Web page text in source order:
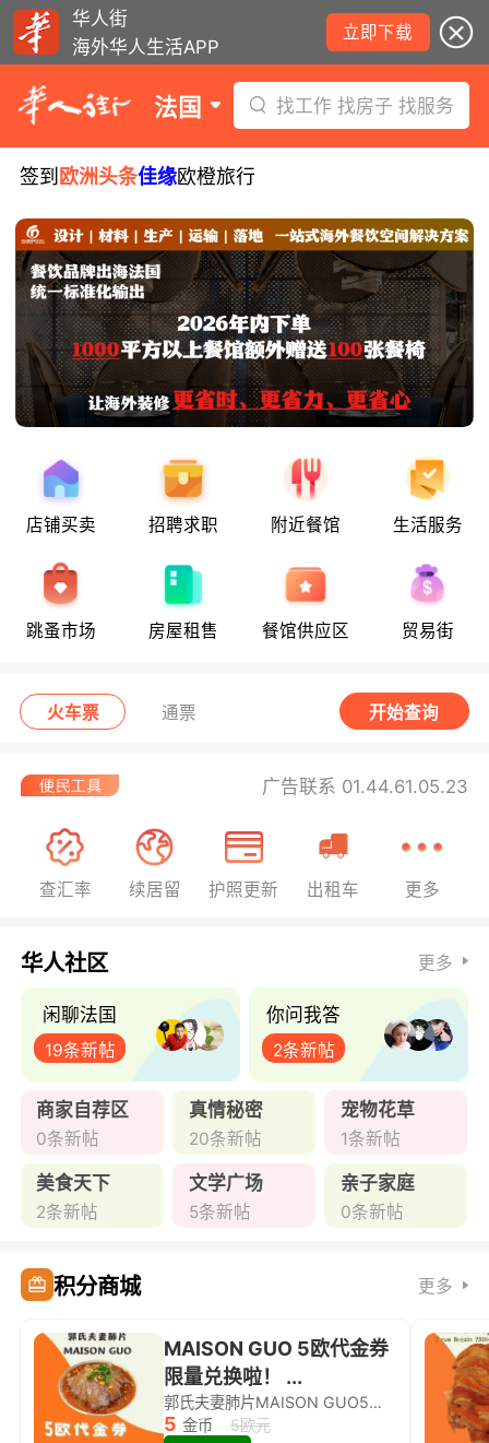
华人街
海外华人生活APP
立即下载
法国 找工作 找房子 找服务
签到 欧洲头条佳缘欧橙旅行
店铺买卖 招聘求职 附近餐馆 生活服务
跳蚤市场 房屋租售 餐馆供应区 贸易街
火车票 通票 开始查询
广告联系 01.44.61.05.23
查汇率 续居留 护照更新 出租车 更多
华人社区 更多
闲聊法国
19条新帖
你问我答
2条新帖
商家自荐区
0条新帖
真情秘密
20条新帖
宠物花草
1条新帖
美食天下
2条新帖
文学广场
5条新帖
亲子家庭
0条新帖
积分商城 更多
MAISON GUO 5欧代金券
限量兑换啦！ ...
郭氏夫妻肺片MAISON GUO5欧代金券限量兑换啦！
5 金币
5欧元